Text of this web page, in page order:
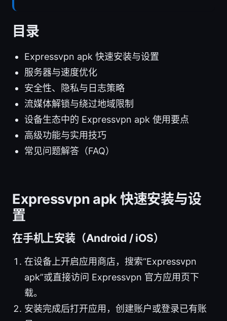
目录
Expressvpn apk 快速安装与设置
服务器与速度优化
安全性、隐私与日志策略
流媒体解锁与绕过地域限制
设备生态中的 Expressvpn apk 使用要点
高级功能与实用技巧
常见问题解答（FAQ）
Expressvpn apk 快速安装与设
置
在手机上安装（Android / iOS）
在设备上开启应用商店，搜索“Expressvpn
apk”或直接访问 Expressvpn 官方应用页下
载。
安装完成后打开应用，创建账户或登录已有账